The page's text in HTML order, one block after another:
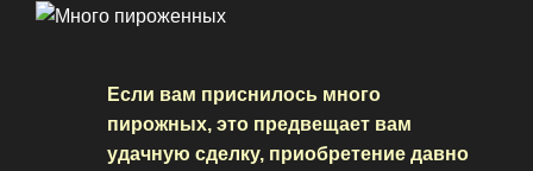
Если вам приснилось много
пирожных, это предвещает вам
удачную сделку, приобретение давно